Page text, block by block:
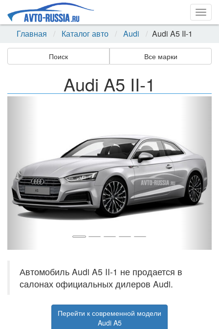
Главная
Каталог авто Audi Audi A5 II-1
Поиск Все марки
Audi A5 II-1
Автомобиль Audi A5 II-1 не продается в
салонах официальных дилеров Audi.
Перейти к современной модели
Audi A5